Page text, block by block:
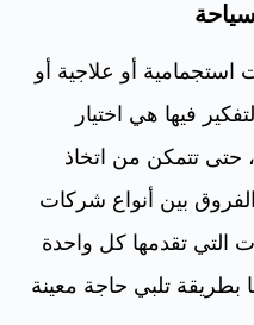
أو علاجية أو
فيها هي اختيار
حتى تتمكن من اتخاذ
بين أنواع شركات
التي تقدمها كل واحدة
تلبي حاجة معينة